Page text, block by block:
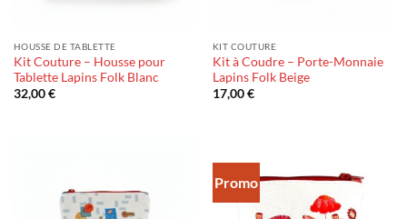
HOUSSE DE TABLETTE
Kit Couture – Housse pour
Tablette Lapins Folk Blanc
32,00€
KIT COUTURE
Kit à Coudre – Porte-Monnaie
Lapins Folk Beige
17,00€
Promo